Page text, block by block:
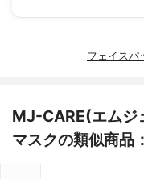
フェイスパ
MJ-CARE(エムジ
マスクの類似商品